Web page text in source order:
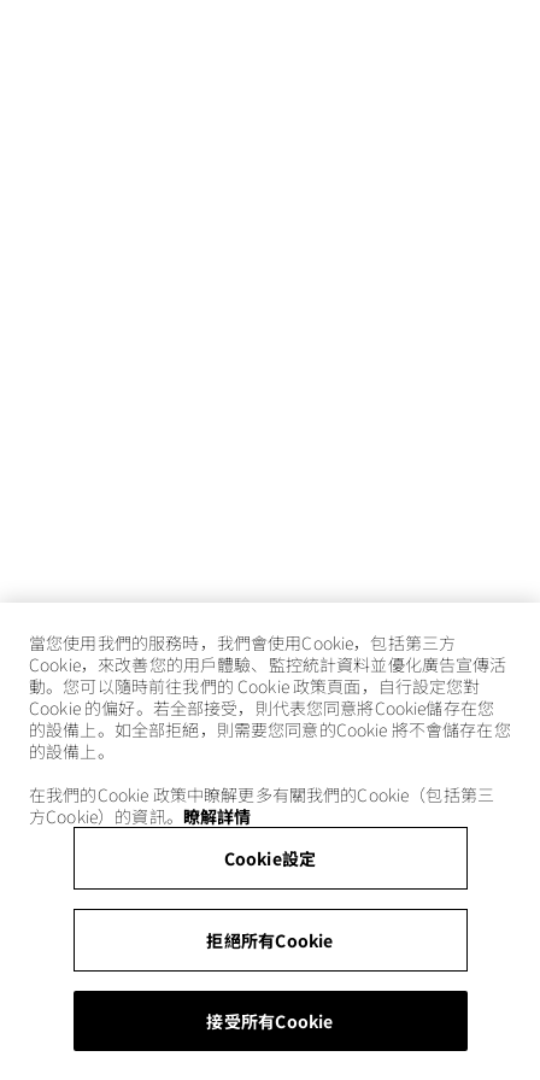
當您使用我們的服務時，我們會使用Cookie，包括第三方
Cookie，來改善您的用戶體驗、監控統計資料並優化廣告宣傳活
動。您可以隨時前往我們的 Cookie 政策頁面，自行設定您對
Cookie 的偏好。若全部接受，則代表您同意將Cookie儲存在您
的設備上。如全部拒絕，則需要您同意的Cookie 將不會儲存在您
的設備上。
在我們的Cookie 政策中瞭解更多有關我們的Cookie（包括第三
方Cookie）的資訊。 瞭解詳情
Cookie設定
拒絕所有Cookie
接受所有Cookie